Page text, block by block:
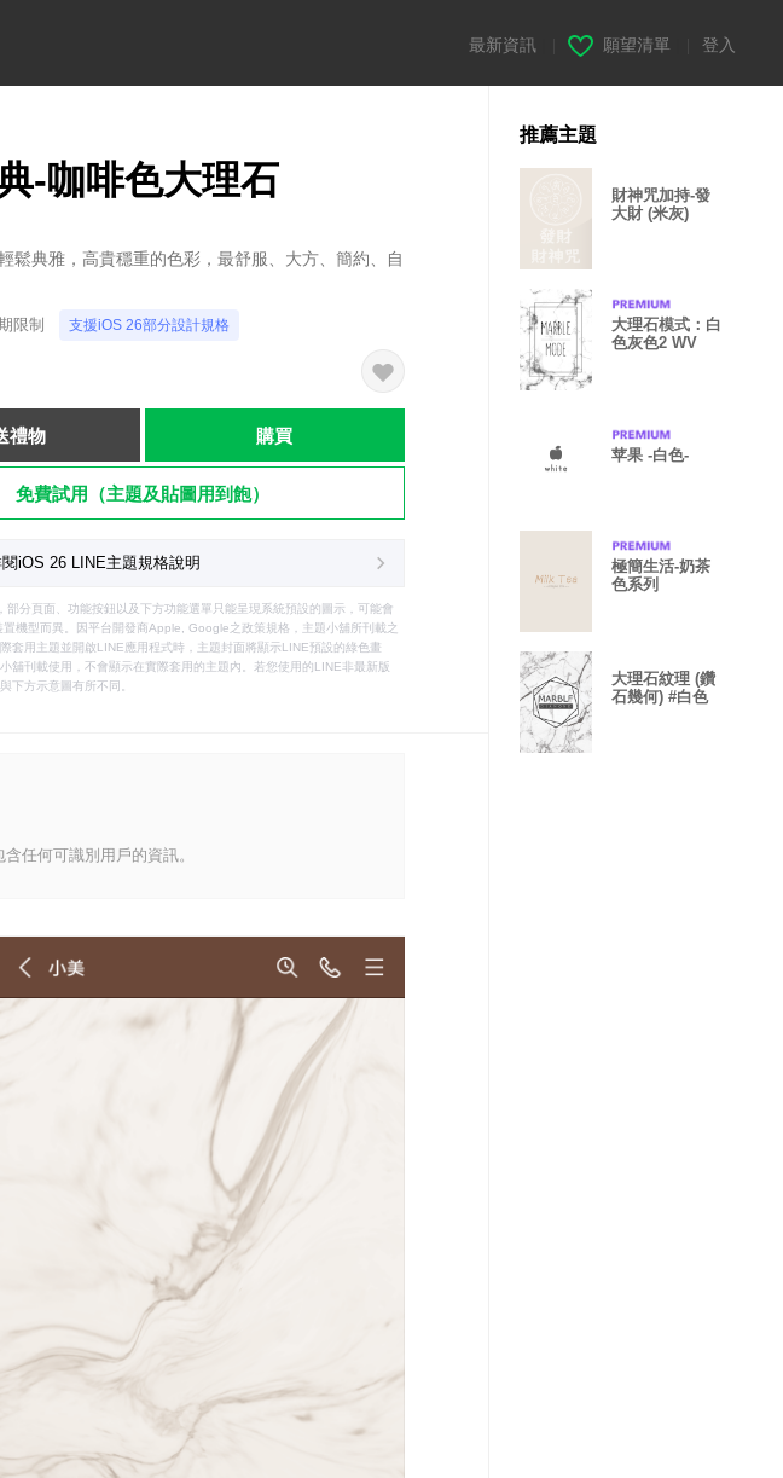
最新資訊 願望清單 登入
-咖啡色大理石
鬆典雅，高貴穩重的色彩，最舒服、大方、簡約、自
限制 支援iOS 26部分設計規格
禮物 購買
免費試用（主題及貼圖用到飽）
iOS 26 LINE主題規格說明
部分頁面、功能按鈕以及下方功能選單只能呈現系統預設的圖示，可能會
機型而異。因平台開發商Apple, Google之政策規格，主題小舖所刊載之
套用主題並開啟LINE應用程式時，主題封面將顯示LINE預設的綠色畫
舖刊載使用，不會顯示在實際套用的主題內。若您使用的LINE非最新版
下方示意圖有所不同。
任何可識別用戶的資訊。
推薦主題
財神咒加持-發
大財 (米灰)
大理石模式：白
色灰色2 WV
苹果 -白色-
極簡生活-奶茶
色系列
大理石紋理 (鑽
石幾何) #白色